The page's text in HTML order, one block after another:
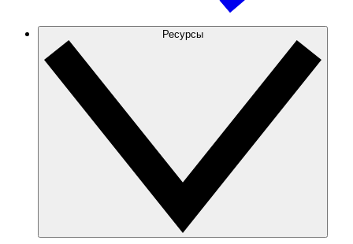
Ресурсы